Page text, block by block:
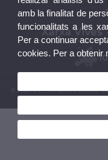
© 2026 UV. - Av. Blasco Ibáñez,
amb la finalitat de
funcionalitats a les
Per a continuar
cookies. Per a obtenir